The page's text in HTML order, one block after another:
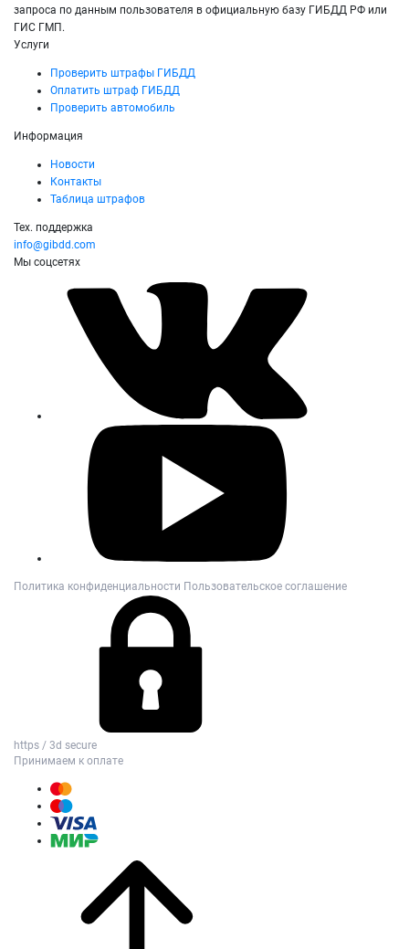
запроса по данным пользователя в официальную базу ГИБДД РФ или
ГИС ГМП.
Услуги
Проверить штрафы ГИБДД
Оплатить штраф ГИБДД
Проверить автомобиль
Информация
Новости
Контакты
Таблица штрафов
Тех. поддержка
info@gibdd.com
Мы соцсетях
Политика конфиденциальности Пользовательское соглашение
https / 3d secure
Принимаем к оплате